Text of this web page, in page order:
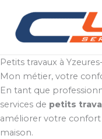
contenu
Petits travaux à
Mon métier, votre
En tant que
services de petits
améliorer votre
maison.